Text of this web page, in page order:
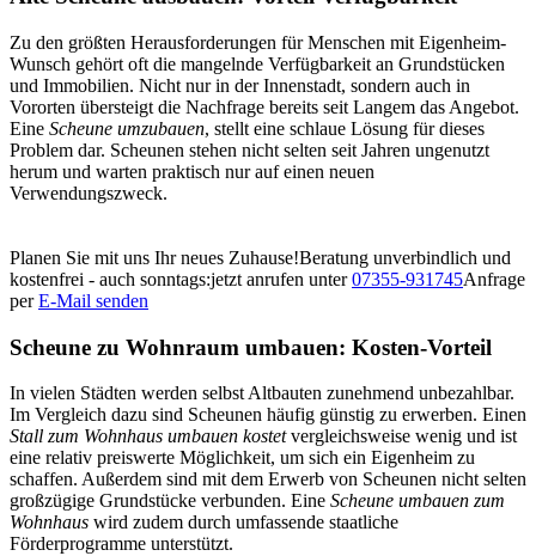
Zu den größten Herausforderungen für Menschen mit Eigenheim-
Wunsch gehört oft die mangelnde Verfügbarkeit an Grundstücken
und Immobilien. Nicht nur in der Innenstadt, sondern auch in
Vororten übersteigt die Nachfrage bereits seit Langem das Angebot.
Eine Scheune umzubauen, stellt eine schlaue Lösung für dieses
Problem dar. Scheunen stehen nicht selten seit Jahren ungenutzt
herum und warten praktisch nur auf einen neuen
Verwendungszweck.
Planen Sie mit uns Ihr neues Zuhause!Beratung unverbindlich und
kostenfrei - auch sonntags:jetzt anrufen unter07355-931745Anfrage
perE-Mail senden
Scheune zu Wohnraum umbauen: Kosten-Vorteil
In vielen Städten werden selbst Altbauten zunehmend unbezahlbar.
Im Vergleich dazu sind Scheunen häufig günstig zu erwerben. Einen
Stall zum Wohnhaus umbauen kostet vergleichsweise wenig und ist
eine relativ preiswerte Möglichkeit, um sich ein Eigenheim zu
schaffen. Außerdem sind mit dem Erwerb von Scheunen nicht selten
großzügige Grundstücke verbunden. Eine Scheune umbauen zum
Wohnhaus wird zudem durch umfassende staatliche
Förderprogramme unterstützt.